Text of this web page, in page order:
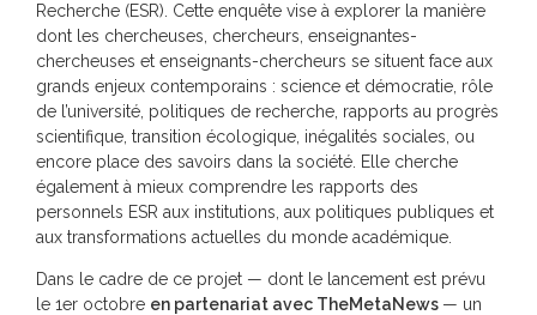
Recherche (ESR). Cette enquête vise à explorer la manière
dont les chercheuses, chercheurs, enseignantes-
chercheuses et enseignants-chercheurs se situent face aux
grands enjeux contemporains : science et démocratie, rôle
de l’université, politiques de recherche, rapports au progrès
scientifique, transition écologique, inégalités sociales, ou
encore place des savoirs dans la société. Elle cherche
également à mieux comprendre les rapports des
personnels ESR aux institutions, aux politiques publiques et
aux transformations actuelles du monde académique.
Dans le cadre de ce projet — dont le lancement est prévu
le 1er octobre en partenariat avec TheMetaNews — un